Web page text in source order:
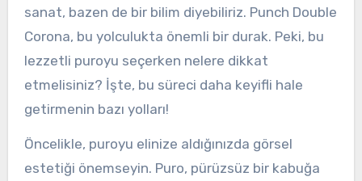
sanat, bazen de bir bilim diyebiliriz. Punch Double
Corona, bu yolculukta önemli bir durak. Peki, bu
lezzetli puroyu seçerken nelere dikkat
etmelisiniz? İşte, bu süreci daha keyifli hale
getirmenin bazı yolları!
Öncelikle, puroyu elinize aldığınızda görsel
estetiği önemseyin. Puro, pürüzsüz bir kabuğa